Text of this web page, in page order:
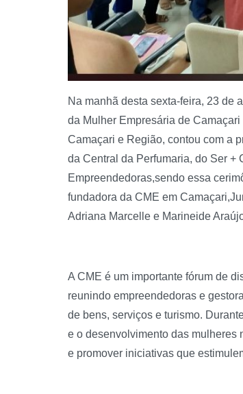
Na manhã desta sexta-feira, 23 de
da Mulher Empresária de
Camaçari e Região, contou com a
da Central da Perfumaria, do Ser
Empreendedoras,sendo essa
fundadora da CME em
Adriana Marcelle e Marineide
A CME é um importante fórum de
reunindo empreendedoras e
de bens, serviços e turismo.
e o desenvolvimento das mulheres
e promover iniciativas que